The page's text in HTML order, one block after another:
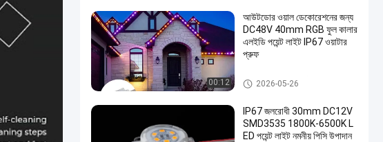
00:12
আউটডোর ওয়াল ডেকোরেশনের জন্য
DC48V 40mm RGB ফুল কালার
এলইডি পয়েন্ট লাইট IP67 ওয়াটার
প্রুফ
এলইডি পয়েন্ট লাইট সোর্স
2026-05-26
IP67 জলরোধী 30mm DC12V
SMD3535 1800K-6500K L
ED পয়েন্ট লাইট নমনীয় পিসি উপাদান